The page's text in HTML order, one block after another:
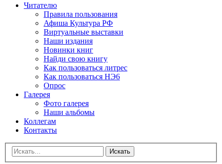
Читателю
Правила пользования
Афиша Культура РФ
Виртуальные выставки
Наши издания
Новинки книг
Найди свою книгу
Как пользоваться литрес
Как пользоваться НЭ6
Опрос
Галерея
Фото галерея
Наши альбомы
Коллегам
Контакты
Искать